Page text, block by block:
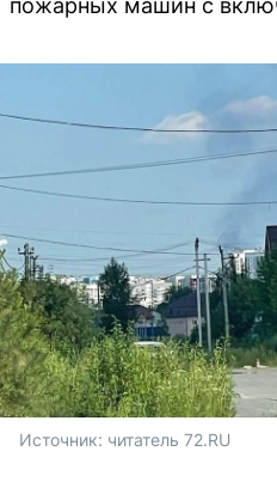
пожарных машин с
Источник: читатель 72.RU